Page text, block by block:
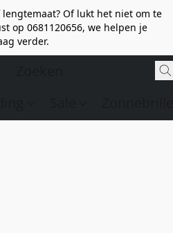
Of lukt het niet om te
op 0681120656, we helpen je
verder.